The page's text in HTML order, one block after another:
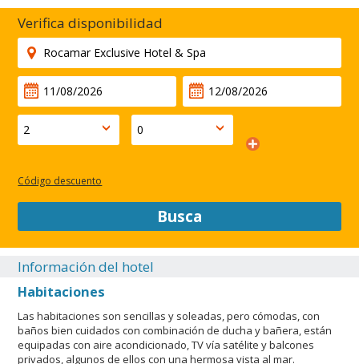
El hotel está a 5 minutos a pie de los sitios de interés de la
ciudad. Cuenta con una imponente situación en la cima de
una colina y la vista de la costa portuguesa es magnífica.
CERRAR
Verifica disponibilidad
Código descuento
Busca
Información del hotel
Habitaciones
Las habitaciones son sencillas y soleadas, pero cómodas, con
baños bien cuidados con combinación de ducha y bañera, están
equipadas con aire acondicionado, TV vía satélite y balcones
privados, algunos de ellos con una hermosa vista al mar.